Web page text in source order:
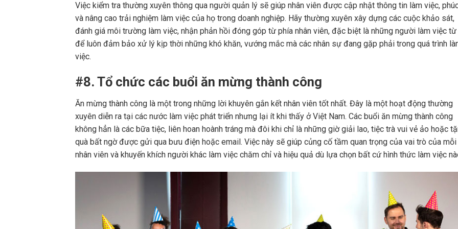
Việc kiểm tra thường xuyên thông qua người quản lý sẽ giúp nhân viên được cập nhật thông tin làm việc,
và nâng cao trải nghiệm làm việc của họ trong doanh nghiệp. Hãy thường xuyên xây dựng các cuộc khảo sát,
đánh giá môi trường làm việc, nhận phản hồi đóng góp từ phía nhân viên, đặc biệt là những người làm việc từ
để luôn đảm bảo xử lý kịp thời những khó khăn, vướng mắc mà các nhân sự đang gặp phải trong quá trình
việc.
#8. Tổ chức các buổi ăn mừng thành công
Ăn mừng thành công là một trong những lời khuyên gắn kết nhân viên tốt nhất. Đây là một hoạt động thường
xuyên diễn ra tại các nước làm việc phát triển nhưng lại ít khi thấy ở Việt Nam. Các buổi ăn mừng thành công
không hẳn là các bữa tiệc, liên hoan hoành tráng mà đôi khi chỉ là những giờ giải lao, tiệc trà vui vẻ ảo hoặc
quà bất ngờ được gửi qua bưu điện hoặc email. Việc này sẽ giúp củng cố tầm quan trọng của vai trò của mỗi
nhân viên và khuyến khích người khác làm việc chăm chỉ và hiệu quả dù lựa chọn bất cứ hình thức làm việc